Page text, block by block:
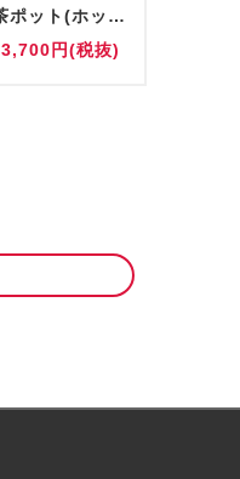
【追加】コーヒー・紅茶ポット(ホット・アイス) 陶器/グラス提供
3,700円(税抜)